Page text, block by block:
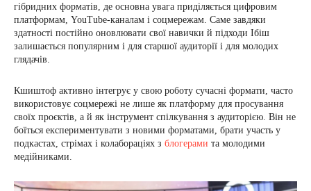
гібридних форматів, де основна увага приділяється цифровим
платформам, YouTube-каналам і соцмережам. Саме завдяки
здатності постійно оновлювати свої навички й підходи Ібіш
залишається популярним і для старшої аудиторії і для молодих
глядачів.
Кшиштоф активно інтегрує у свою роботу сучасні формати, часто
використовує соцмережі не лише як платформу для просування
своїх проєктів, а й як інструмент спілкування з аудиторією. Він не
боїться експериментувати з новими форматами, брати участь у
подкастах, стрімах і колабораціях з блогерами та молодими
медійниками.